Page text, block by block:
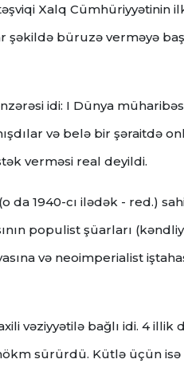
Xalq Cümhüriyyətinin
büruzə verməyə
idi: I Dünya
və belə bir şəraitdə
verməsi real deyildi.
1940-cı ilədək - red.)
populist şüarları
və neoimperialist
vəziyyətilə bağlı idi. 4 illik
sürürdü. Kütlə üçün